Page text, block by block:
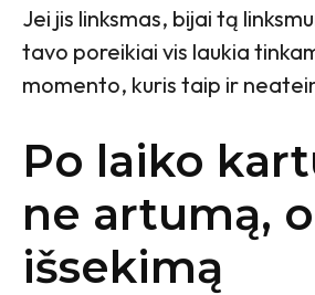
Jei jis linksmas, bijai tą
tavo poreikiai vis laukia
momento, kuris taip ir
Po laiko
ne artumą,
išsekimą